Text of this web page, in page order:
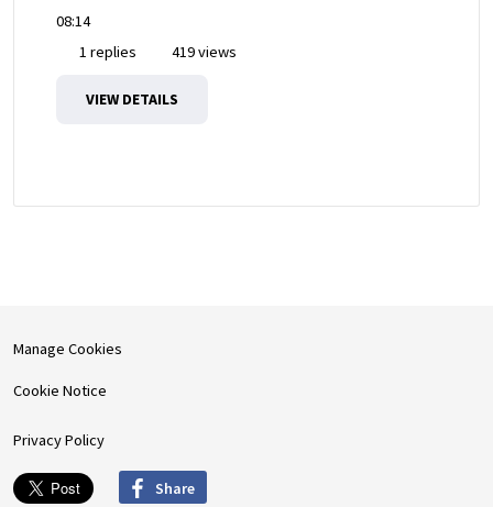
08:14
1 replies
419 views
VIEW DETAILS
Manage Cookies
Cookie Notice
Privacy Policy
Share